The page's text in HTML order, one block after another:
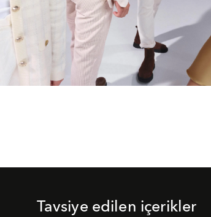
Tavsiye edilen içerikler